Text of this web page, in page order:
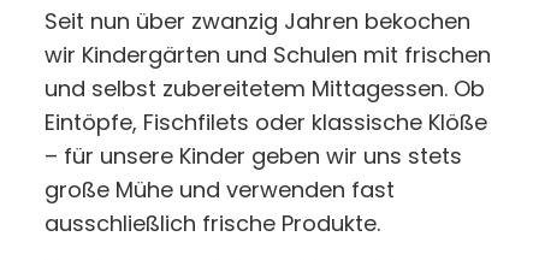
Seit nun über zwanzig Jahren bekochen
wir Kindergärten und Schulen mit frischen
und selbst zubereitetem Mittagessen. Ob
Eintöpfe, Fischfilets oder klassische Klöße
– für unsere Kinder geben wir uns stets
große Mühe und verwenden fast
ausschließlich frische Produkte.